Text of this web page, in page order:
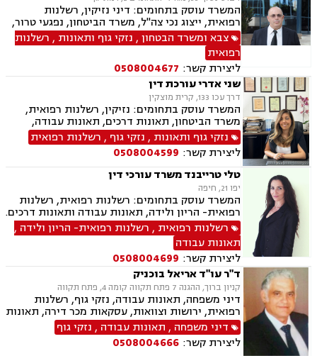
המשרד עוסק בתחומים: דיני נזיקין, רשלנות
רפואית, ייצוג נכי צה"ל, משרד הביטחון, נפגעי טרור,
דיני צבא ובטחון, ליטיגציה, גישור ובוררויות, תאונות
דרכים, תאונות עבודה.
צבא ומשרד הבטחון, נזקי גוף ותאונות , רשלנות
רפואית
ליצירת קשר: 0508004677
שני אדרי עורכת דין
דרך עכו 133, קרית מוצקין
המשרד עוסק בתחומים: נזיקין, רשלנות רפואית,
משרד הביטחון, תאונות דרכים, תאונות עבודה,
פשיטת רגל, ירושות וצוואות, ביטוח חיים , דיני
ביטוח.
נזקי גוף ותאונות , נזקי גוף , רשלנות רפואית
ליצירת קשר: 0508004599
טלי טרייבנד משרד עורכי דין
יפו 21, חיפה
המשרד עוסק בתחומים: רשלנות רפואית, רשלנות
רפואית- הריון ולידה, תאונות עבודה ותאונות דרכים.
רשלנות רפואית , רשלנות רפואית- הריון ולידה ,
תאונות עבודה
ליצירת קשר: 0508004699
ד"ר עו"ד אריאל בוכניק
קניון ברוך, ההגנה 7 פתח תקווה קומה 4, פתח תקווה
דיני משפחה, תאונות עבודה, נזקי גוף, רשלנות
רפואית, ירושות וצוואות, עסקאות מכר דירה, תאונות
עקב רשלנות, דיני עבודה, אבדן כושר עבודה, פינוי
בינוי, דיני מקרקעין, פשיטת רגל, חדלות פרעון,
תעבורה
דיני משפחה , תאונות עבודה , נזקי גוף
ליצירת קשר: 0508004666